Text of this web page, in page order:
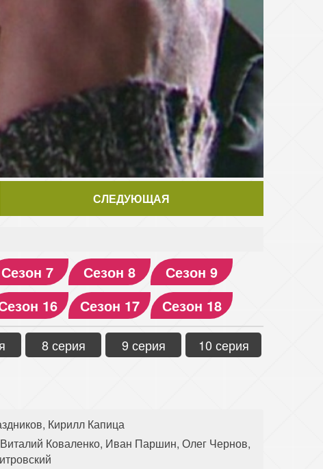
СЛЕДУЮЩАЯ
Сезон 7 Сезон 8
Сезон 9
16 Сезон 17 Сезон 18
8 серия 9 серия
10 серия
Кирилл Капица
Коваленко, Иван Паршин, Олег Чернов,